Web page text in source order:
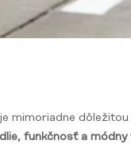
mimoriadne
funkčnosť a módny